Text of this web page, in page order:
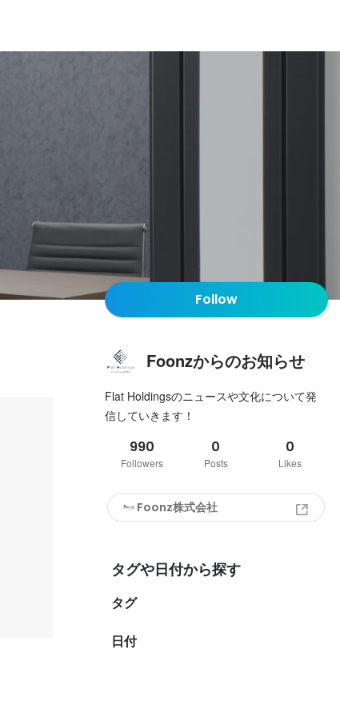
Follow
Foonzからのお知らせ
Flat Holdingsのニュースや文化について発
信していきます！
990
Followers
0
Posts
0
Likes
Foonz株式会社
タグや日付から探す
タグ
日付